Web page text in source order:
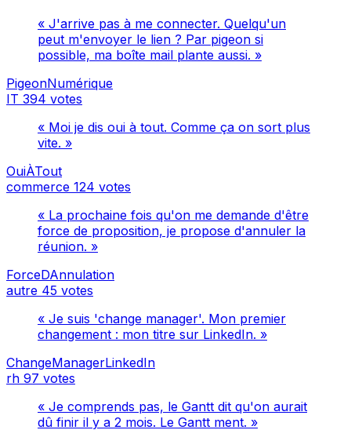
« J'arrive pas à me connecter. Quelqu'un
peut m'envoyer le lien ? Par pigeon si
possible, ma boîte mail plante aussi. »
PigeonNumérique
IT 394 votes
« Moi je dis oui à tout. Comme ça on sort plus
vite. »
OuiÀTout
commerce 124 votes
« La prochaine fois qu'on me demande d'être
force de proposition, je propose d'annuler la
réunion. »
ForceDAnnulation
autre 45 votes
« Je suis 'change manager'. Mon premier
changement : mon titre sur LinkedIn. »
ChangeManagerLinkedIn
rh 97 votes
« Je comprends pas, le Gantt dit qu'on aurait
dû finir il y a 2 mois. Le Gantt ment. »